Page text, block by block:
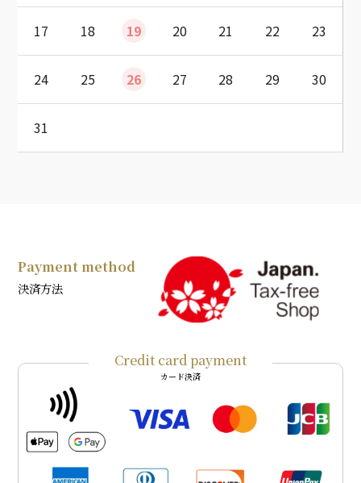
17 18 19 20 21 22 23
24 25 26 27 28 29 30
31
Payment method
決済方法
Credit card payment
カード決済